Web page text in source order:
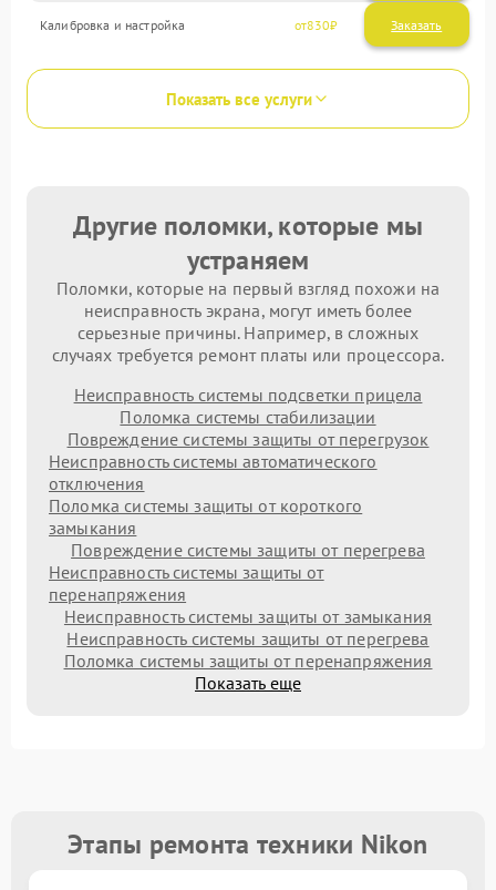
Калибровка и настройка 830
Показать все услуги
Другие поломки, которые мы
устраняем
Поломки, которые на первый взгляд похожи на
неисправность экрана, могут иметь более
серьезные причины. Например, в сложных
случаях требуется ремонт платы или процессора.
Неисправность системы подсветки прицела
Поломка системы стабилизации
Повреждение системы защиты от перегрузок
Неисправность системы автоматического
отключения
Поломка системы защиты от короткого
замыкания
Повреждение системы защиты от перегрева
Неисправность системы защиты от
перенапряжения
Неисправность системы защиты от замыкания
Неисправность системы защиты от перегрева
Поломка системы защиты от перенапряжения
Показать еще
Этапы ремонта техники Nikon